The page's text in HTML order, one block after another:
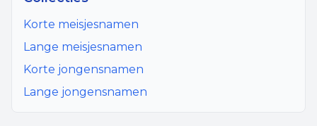
Korte meisjesnamen
Lange meisjesnamen
Korte jongensnamen
Lange jongensnamen